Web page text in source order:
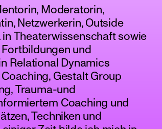
Moderatorin,
Netzwerkerin, Outside
in Theaterwissenschaft sowie
und
Relational Dynamics
Gestalt Group
Trauma-und
Coaching und
Techniken und